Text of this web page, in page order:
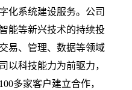
化系统建设服务。公司
能等新兴技术的持续投
易、管理、数据等领域
以科技能力为前驱力，
多家客户建立合作，